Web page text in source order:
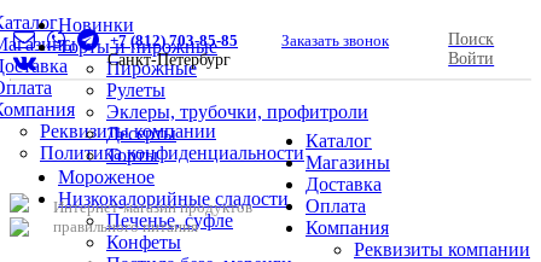
Реквизиты компании
Политика конфиденциальности
Новинки
Торты и пирожные
Пирожные
Рулеты
Эклеры, трубочки, профитроли
Десерты
Торты
Мороженое
Низкокалорийные сладости
Печенье, суфле
Конфеты
+7 (812) 703-85-85
Заказать звонок
Санкт-Петербург
Поиск
Войти
Интернет-магазин продуктов
правильного питания
Каталог
Магазины
Доставка
Оплата
Компания
Реквизиты компании